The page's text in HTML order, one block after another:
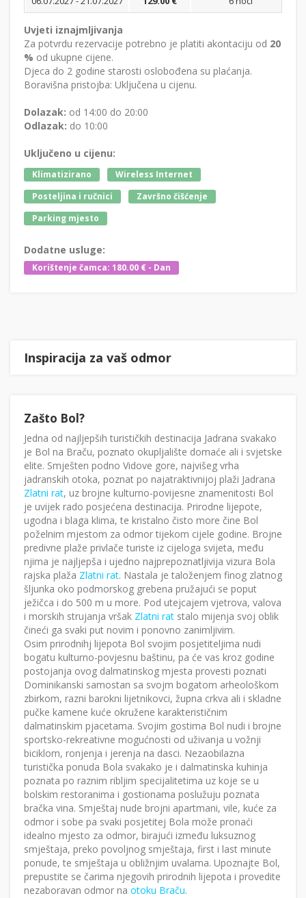
Uvjeti iznajmljivanja
Za potvrdu rezervacije potrebno je platiti akontaciju od 20
% od ukupne cijene.
Djeca do 2 godine starosti oslobođena su plaćanja.
Boravišna pristojba: Uključena u cijenu.
Dolazak: od 14:00 do 20:00
Odlazak: do 10:00
Uključeno u cijenu:
Klimatizirano
Wireless Internet
Posteljina i ručnici
Završno čišćenje
Parking mjesto
Dodatne usluge:
Korištenje čamca: 180.00 € - Dan
Inspiracija za vaš odmor
Zašto Bol?
Jedna od najljepših turističkih destinacija Jadrana svakako
je Bol na Braču, poznato okupljalište domaće ali i svjetske
elite. Smješten podno Vidove gore, najvišeg vrha
jadranskih otoka, poznat po najatraktivnijoj plaži Jadrana
Zlatni rat, uz brojne kulturno-povijesne znamenitosti Bol
je uvijek rado posjećena destinacija. Prirodne lijepote,
ugodna i blaga klima, te kristalno čisto more čine Bol
poželnim mjestom za odmor tijekom cijele godine. Brojne
predivne plaže privlače turiste iz cijeloga svijeta, među
njima je najljepša i ujedno najprepoznatljivija vizura Bola
rajska plaža Zlatni rat. Nastala je taloženjem finog zlatnog
šljunka oko podmorskog grebena pružajući se poput
ježičca i do 500 m u more. Pod utejcajem vjetrova, valova
i morskih strujanja vršak Zlatni rat stalo mijenja svoj oblik
čineći ga svaki put novim i ponovno zanimljivim.
Osim prirodnihj lijepota Bol svojim posjetiteljima nudi
bogatu kulturno-povjesnu baštinu, pa će vas kroz godine
postojanja ovog dalmatinskog mjesta provesti poznati
Dominikanski samostan sa svojm bogatom arheološkom
zbirkom, razni barokni lijetnikovci, župna crkva ali i skladne
pučke kamene kuće okružene karakterističnim
dalmatinskim pjacetama. Svojim gostima Bol nudi i brojne
sportsko-rekreativne mogućnosti od uživanja u vožnji
biciklom, ronjenja i jerenja na dasci. Nezaobilazna
turistička ponuda Bola svakako je i dalmatinska kuhinja
poznata po raznim ribljim specijalitetima uz koje se u
bolskim restoranima i gostionama poslužuju poznata
bračka vina. Smještaj nude brojni apartmani, vile, kuće za
odmor i sobe pa svaki posjetitej Bola može pronaći
idealno mjesto za odmor, birajući između luksuznog
smještaja, preko povoljnog smještaja, first i last minute
ponude, te smještaja u obližnjim uvalama. Upoznajte Bol,
prepustite se čarima njegovih prirodnih lijepota i provedite
nezaboravan odmor na otoku Braču.